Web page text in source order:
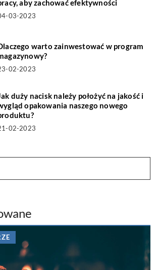
aby zachować efektywności
03-2023
warto zainwestować w program
02-2023
duży nacisk należy położyć na jakość i
opakowania naszego nowego
02-2023